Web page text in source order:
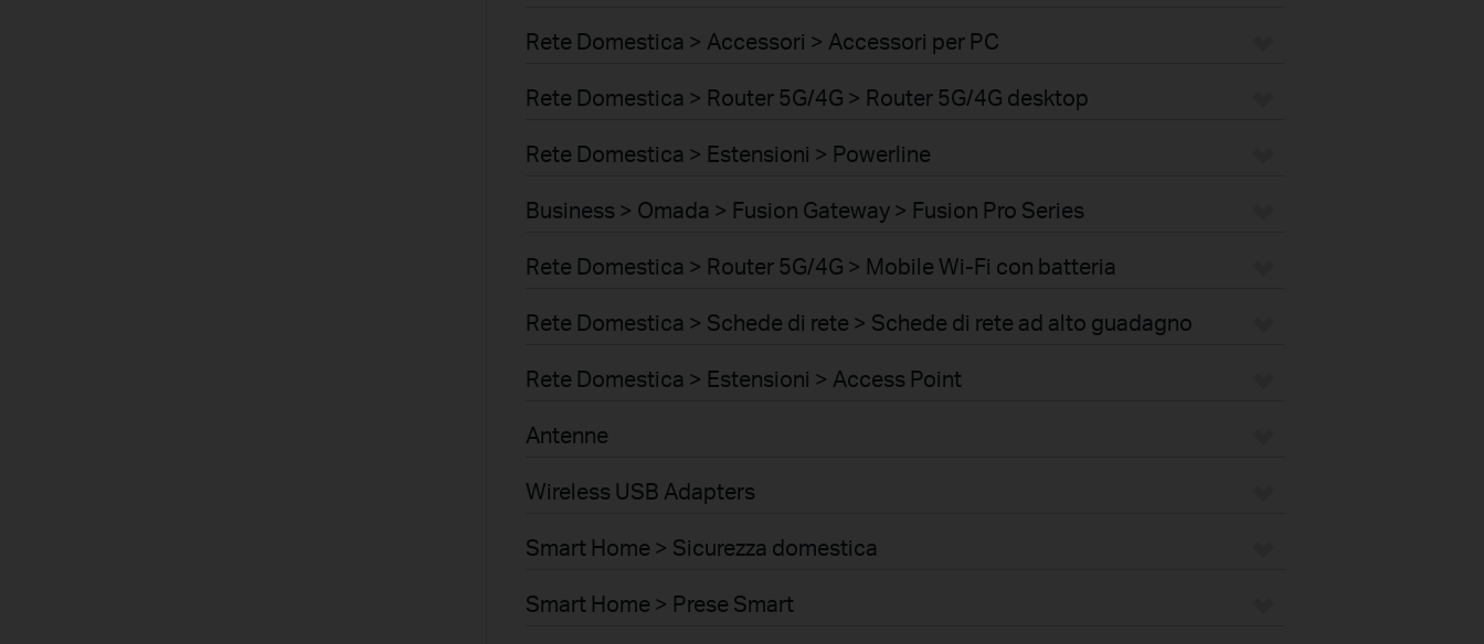
Rete Domestica > Accessori > Accessori per PC
Rete Domestica > Router 5G/4G > Router 5G/4G desktop
Rete Domestica > Estensioni > Powerline
Business > Omada > Fusion Gateway > Fusion Pro Series
Rete Domestica > Router 5G/4G > Mobile Wi-Fi con batteria
Rete Domestica > Schede di rete > Schede di rete ad alto guadagno
Rete Domestica > Estensioni > Access Point
Antenne
Wireless USB Adapters
Smart Home > Sicurezza domestica
Smart Home > Prese Smart